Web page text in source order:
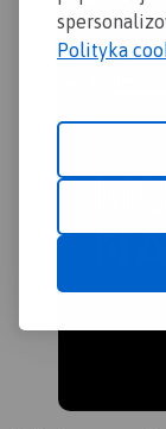
Polityka